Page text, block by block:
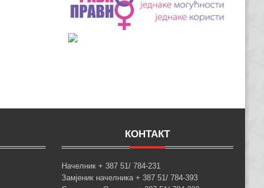
КОНТАКТ
Начелник + 387 51/ 784-231
Замјеник начелника + 387 51/ 784-393